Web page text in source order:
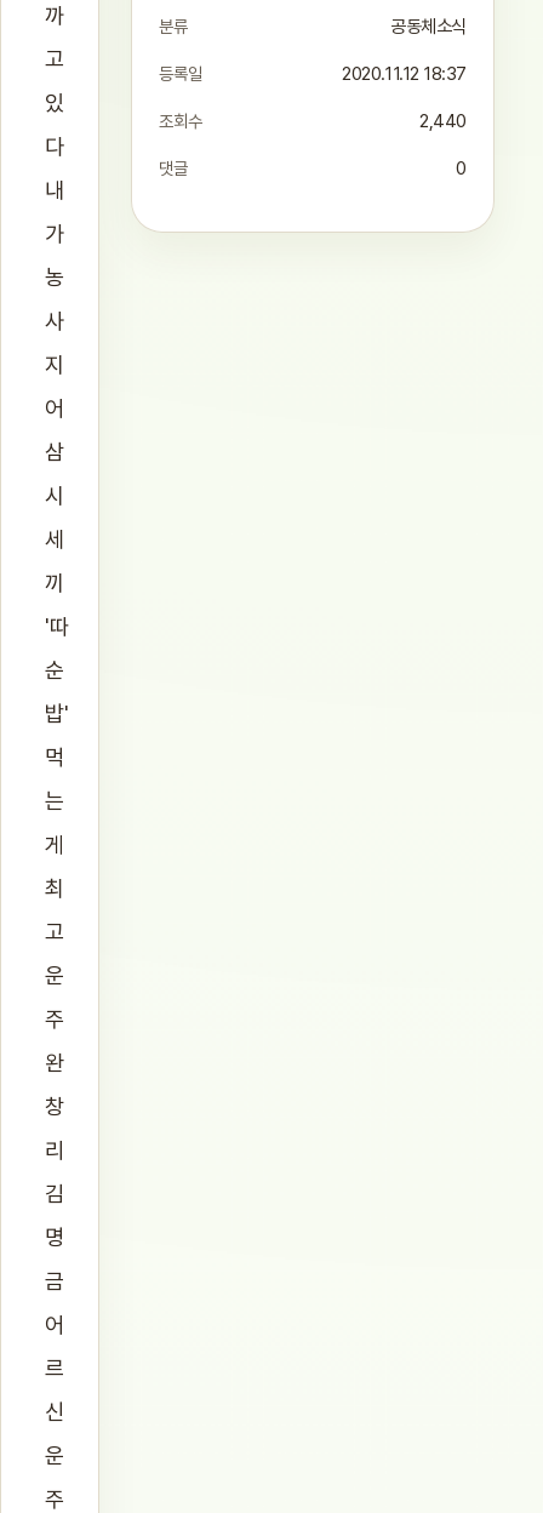
까
고
있
다
내
가
농
사
지
어
삼
시
세
끼
'따
순
밥'
먹
는
게
최
고
운
주
완
창
리
김
명
금
어
르
신
운
주
분류 공동체소식
등록일 2020.11.12 18:37
조회수 2,440
댓글 0